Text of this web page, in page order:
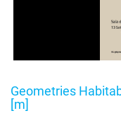
Geometries
[m]